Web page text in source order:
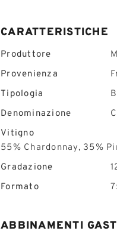
CARATTERISTICHE
Produttore
Provenienza
Tipologia
Denominazione
Vitigno
55% Chardonnay, 35%
Gradazione
Formato
ABBINAMENTI